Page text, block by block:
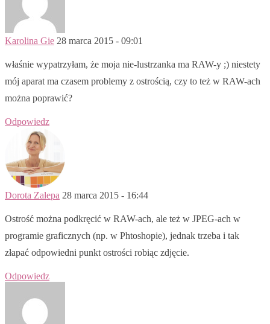
Karolina Gie 28 marca 2015 - 09:01
właśnie wypatrzyłam, że moja nie-lustrzanka ma RAW-y ;) niestety
mój aparat ma czasem problemy z ostrością, czy to też w RAW-ach
można poprawić?
Odpowiedz
Dorota Zalepa 28 marca 2015 - 16:44
Ostrość można podkręcić w RAW-ach, ale też w JPEG-ach w
programie graficznych (np. w Phtoshopie), jednak trzeba i tak
złapać odpowiedni punkt ostrości robiąc zdjęcie.
Odpowiedz